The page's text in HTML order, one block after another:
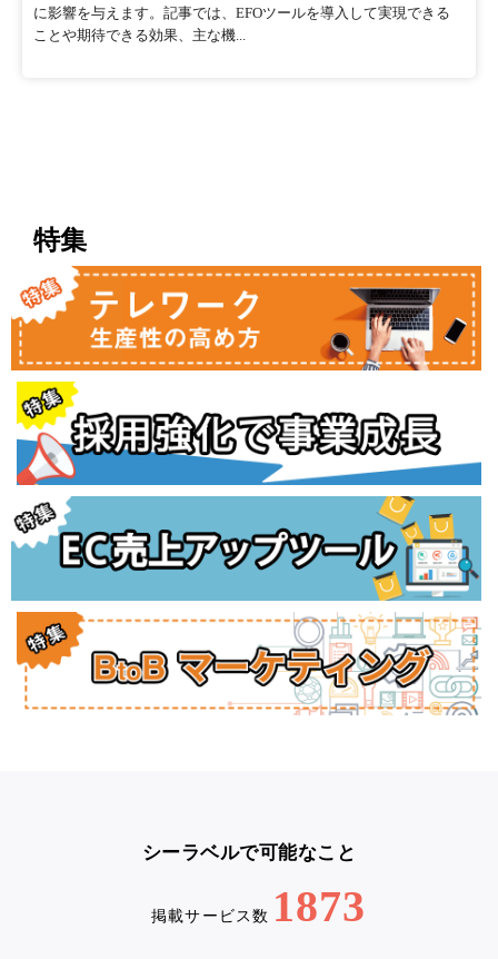
に影響を与えます。記事では、EFOツールを導入して実現できる
ことや期待できる効果、主な機...
特集
シーラベルで可能なこと
掲載サービス数 1873